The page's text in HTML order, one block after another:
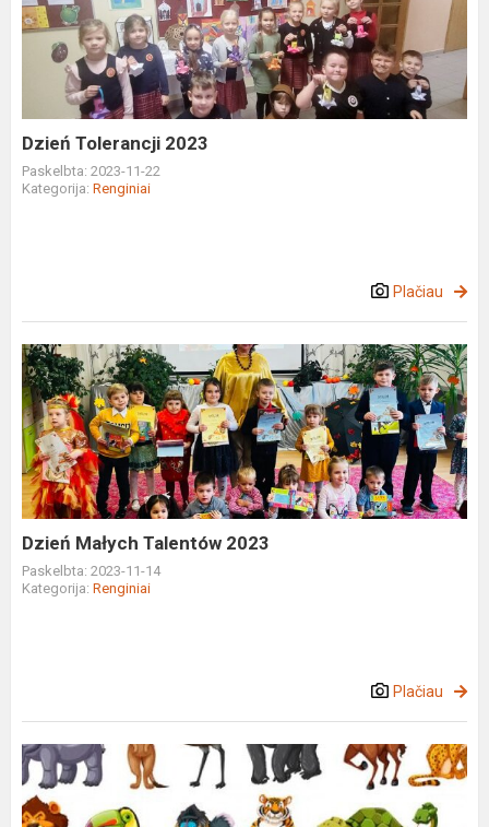
2023
Dzień Tolerancji 2023
Paskelbta: 2023-11-22
Kategorija: Renginiai
Plačiau
Dzień
Małych
Talentów
2023
Dzień Małych Talentów 2023
Paskelbta: 2023-11-14
Kategorija: Renginiai
Plačiau
Projektinis
darbas
"Gyvūnai"